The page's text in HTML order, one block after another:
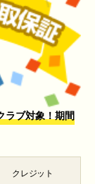
ラブ対象！期間
クレジット